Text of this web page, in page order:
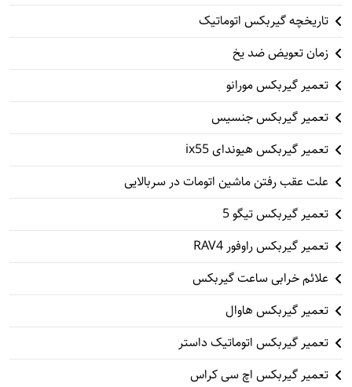
تاریخچه گیربکس اتوماتیک
زمان تعویض ضد یخ
تعمیر گیربکس مورانو
تعمیر گیربکس جنسیس
تعمیر گیربکس هیوندای ix55
علت عقب رفتن ماشین اتومات در سربالایی
تعمیر گیربکس تیگو 5
تعمیر گیربکس راوفور RAV4
علائم خرابی ساعت گیربکس
تعمیر گیربکس هاوال
تعمیر گیربکس اتوماتیک داستر
تعمیر گیربکس اچ سی کراس